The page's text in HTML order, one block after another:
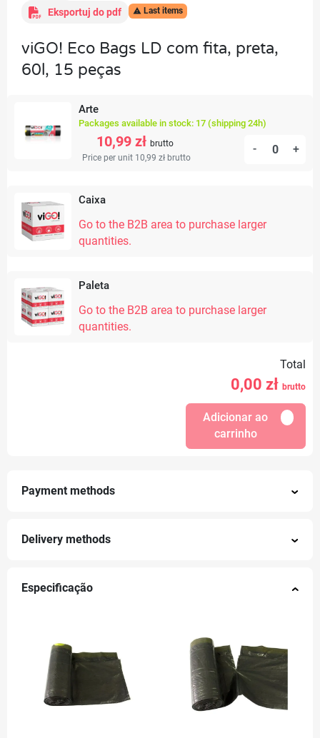
Eksportuj do pdf  Last items
viGO! Eco Bags LD com fita, preta,
60l, 15 peças
Arte
Packages available in stock: 17 (shipping 24h)
10,99 zł brutto
Price per unit 10,99 zł brutto
- +
Caixa
Go to the B2B area to purchase larger
quantities.
Paleta
Go to the B2B area to purchase larger
quantities.
Total
0,00 zł brutto
Adicionar ao
carrinho
Payment methods
Delivery methods
Especificação